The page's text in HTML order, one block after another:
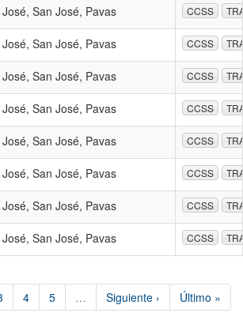
San José, Pavas CCSS
San José, Pavas CCSS
San José, Pavas CCSS
San José, Pavas CCSS
San José, Pavas CCSS
San José, Pavas CCSS
San José, Pavas CCSS
San José, Pavas CCSS
4 5 … Siguiente › Último »